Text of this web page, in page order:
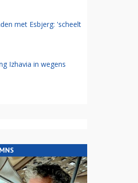
met Esbjerg: 'scheelt
Izhavia in wegens